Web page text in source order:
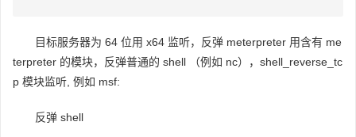
目标服务器为 64 位用 x64 监听，反弹 meterpreter 用含有 me
terpreter 的模块，反弹普通的 shell （例如 nc），shell_reverse_tc
p 模块监听, 例如 msf:
反弹 shell